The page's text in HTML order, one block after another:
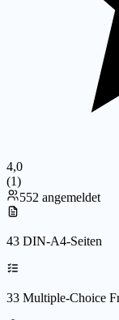
4,0
(1)
552 angemeldet
43 DIN-A4-Seiten
33 Multiple-Choice